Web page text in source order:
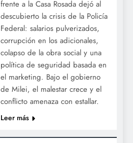
frente a la Casa Rosada dejó al
descubierto la crisis de la Policía
Federal: salarios pulverizados,
corrupción en los adicionales,
colapso de la obra social y una
política de seguridad basada en
el marketing. Bajo el gobierno
de Milei, el malestar crece y el
conflicto amenaza con estallar.
Leer más